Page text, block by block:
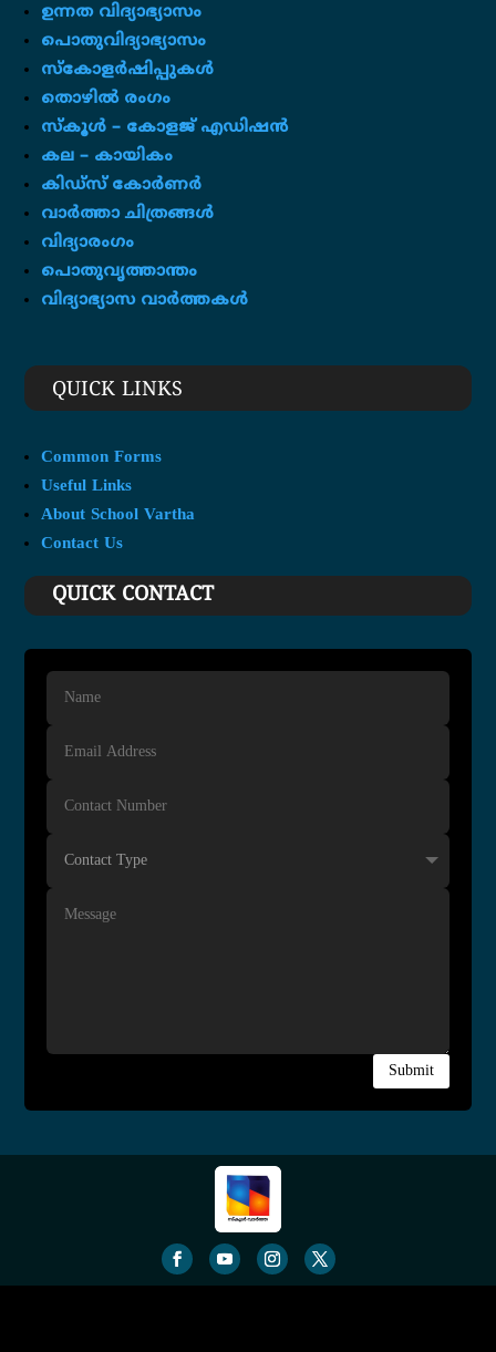
ഉന്നത വിദ്യാഭ്യാസം
പൊതുവിദ്യാഭ്യാസം
സ്കോളർഷിപ്പുകൾ
തൊഴിൽ രംഗം
സ്‌കൂൾ – കോളജ് എഡിഷൻ
കല – കായികം
കിഡ്സ് കോർണർ
വാർത്താ ചിത്രങ്ങൾ
വിദ്യാരംഗം
പൊതുവൃത്താന്തം
വിദ്യാഭ്യാസ വാർത്തകൾ
QUICK LINKS
Common Forms
Useful Links
About School Vartha
Contact Us
QUICK CONTACT
Submit